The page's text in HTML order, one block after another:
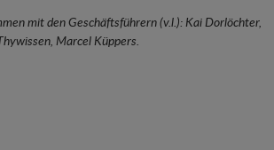
mit den Geschäftsführern (v.l.): Kai Dorlöchter,
Marcel Küppers.